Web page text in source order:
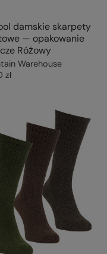
damskie skarpety
— opakowanie
Różowy
Warehouse
zł